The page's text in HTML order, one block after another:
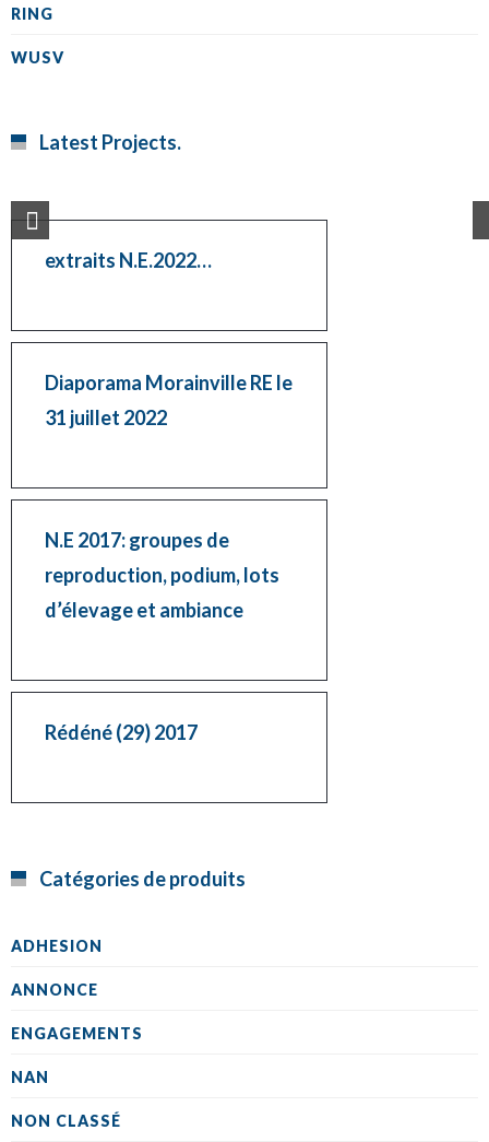
RING
WUSV
Latest Projects.
extraits N.E.2022…
Diaporama Morainville RE le
31 juillet 2022
N.E 2017: groupes de
reproduction, podium, lots
d’élevage et ambiance
Rédéné (29) 2017
Catégories de produits
ADHESION
ANNONCE
ENGAGEMENTS
NAN
NON CLASSÉ